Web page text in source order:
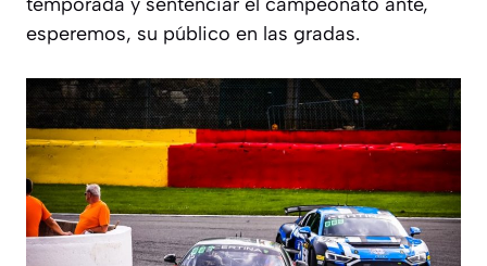
esperemos, su público en las gradas.